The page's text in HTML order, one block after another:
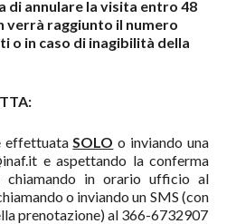
di annulare la visita entro 48
verrà raggiunto il numero
o in caso di inagibilità della
effettuataSOLO o inviando una
e aspettando la conferma
chiamando in orario ufficio al
o inviando un SMS (con
prenotazione) al 366-6732907